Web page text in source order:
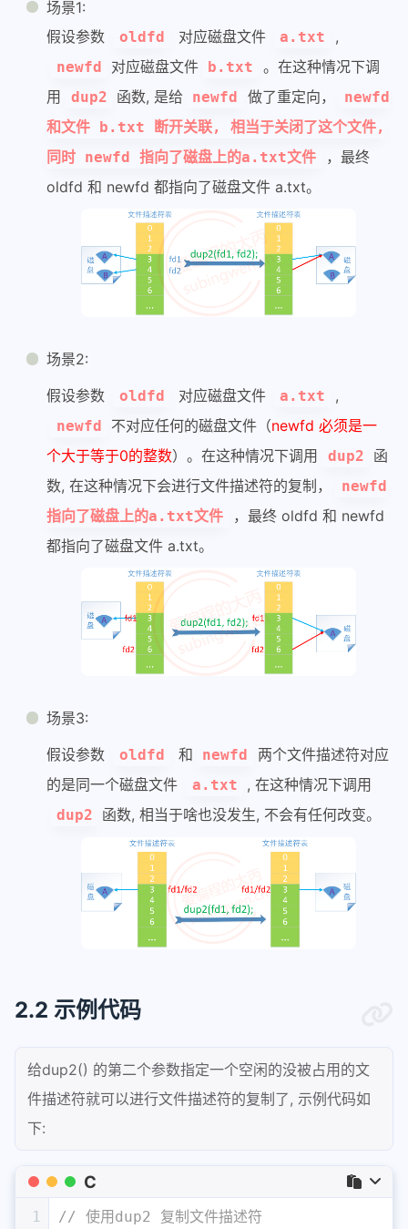
场景1:
假设参数
oldfd 对应磁盘文件 a.txt ,
newfd 对应磁盘文件 b.txt
。在这种情况下调
用
dup2 函数, 是给 newfd 做了重定向，
newfd
和文件 b.txt 断开关联, 相当于关闭了这个文件,
同时 newfd 指向了磁盘上的a.txt文件
，最终
oldfd 和 newfd 都指向了磁盘文件 a.txt。
场景2:
假设参数
oldfd 对应磁盘文件 a.txt ,
newfd 不对应任何的磁盘文件（newfd 必须是一
个大于等于0的整数）。在这种情况下调用 dup2
函
数, 在这种情况下会进行文件描述符的复制，
newfd
指向了磁盘上的a.txt文件
，最终 oldfd 和 newfd
都指向了磁盘文件 a.txt。
场景3:
假设参数
oldfd 和 newfd
两个文件描述符对应
的是同一个磁盘文件
a.txt , 在这种情况下调用
dup2 函数, 相当于啥也没发生, 不会有任何改变。
2.2 示例代码
给dup2() 的第二个参数指定一个空闲的没被占用的文
件描述符就可以进行文件描述符的复制了, 示例代码如
下:
C
1
// 使用dup2 复制文件描述符